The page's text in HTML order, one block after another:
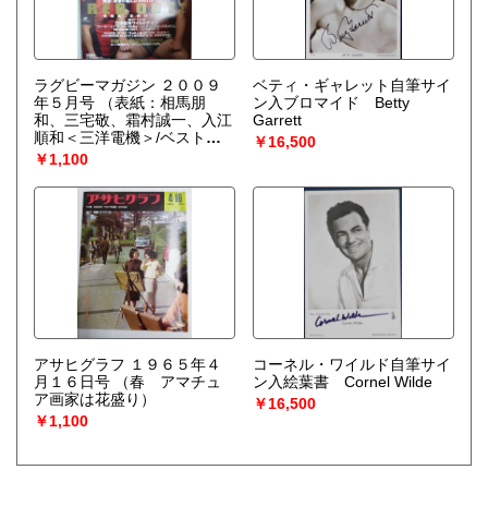
ラグビーマガジン ２００９
年５月号
（表紙：相馬朋
和、三宅敬、霜村誠一、入江
順和＜三洋電機＞/ベストチ
ーム三洋電機、この一年を語
り尽くす。）
￥1,100
ベティ・ギャレット自筆サイ
ン入ブロマイド Betty
Garrett
￥16,500
アサヒグラフ １９６５年４
月１６日号
（春 アマチュ
ア画家は花盛り）
￥1,100
コーネル・ワイルド自筆サイ
ン入絵葉書 Cornel Wilde
￥16,500